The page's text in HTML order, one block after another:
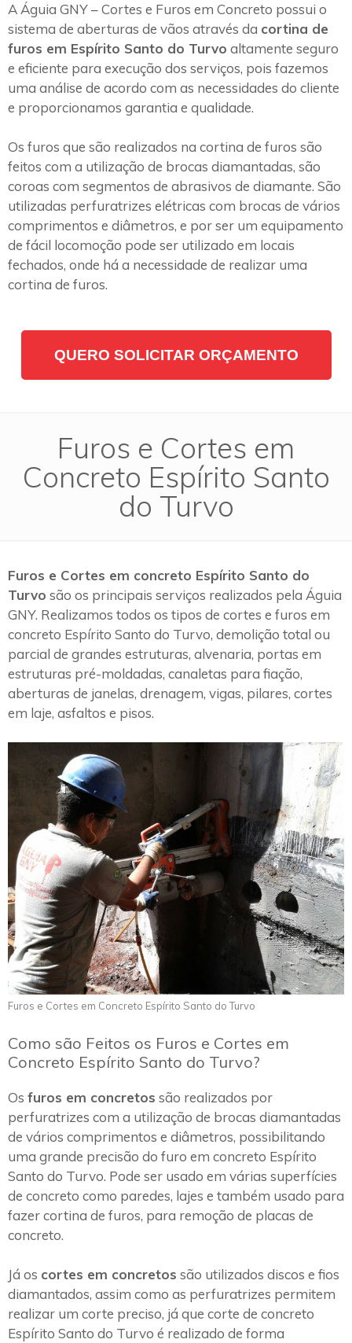
A Águia GNY – Cortes e Furos em Concreto possui o
sistema de aberturas de vãos através da cortina de
furos em Espírito Santo do Turvo altamente seguro
e eficiente para execução dos serviços, pois fazemos
uma análise de acordo com as necessidades do cliente
e proporcionamos garantia e qualidade.
Os furos que são realizados na cortina de furos são
feitos com a utilização de brocas diamantadas, são
coroas com segmentos de abrasivos de diamante. São
utilizadas perfuratrizes elétricas com brocas de vários
comprimentos e diâmetros, e por ser um equipamento
de fácil locomoção pode ser utilizado em locais
fechados, onde há a necessidade de realizar uma
cortina de furos.
QUERO SOLICITAR ORÇAMENTO
Furos e Cortes em
Concreto Espírito Santo
do Turvo
Furos e Cortes em concreto Espírito Santo do
Turvo são os principais serviços realizados pela Águia
GNY. Realizamos todos os tipos de cortes e furos em
concreto Espírito Santo do Turvo, demolição total ou
parcial de grandes estruturas, alvenaria, portas em
estruturas pré-moldadas, canaletas para fiação,
aberturas de janelas, drenagem, vigas, pilares, cortes
em laje, asfaltos e pisos.
Furos e Cortes em Concreto Espírito Santo do Turvo
Como são Feitos os Furos e Cortes em
Concreto Espírito Santo do Turvo?
Os furos em concretos são realizados por
perfuratrizes com a utilização de brocas diamantadas
de vários comprimentos e diâmetros, possibilitando
uma grande precisão do furo em concreto Espírito
Santo do Turvo. Pode ser usado em várias superfícies
de concreto como paredes, lajes e também usado para
fazer cortina de furos, para remoção de placas de
concreto.
Já os cortes em concretos são utilizados discos e fios
diamantados, assim como as perfuratrizes permitem
realizar um corte preciso, já que corte de concreto
Espírito Santo do Turvo é realizado de forma